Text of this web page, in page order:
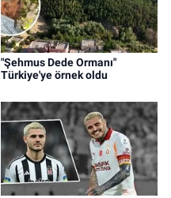
"Şehmus Dede Ormanı"
Türkiye'ye örnek oldu